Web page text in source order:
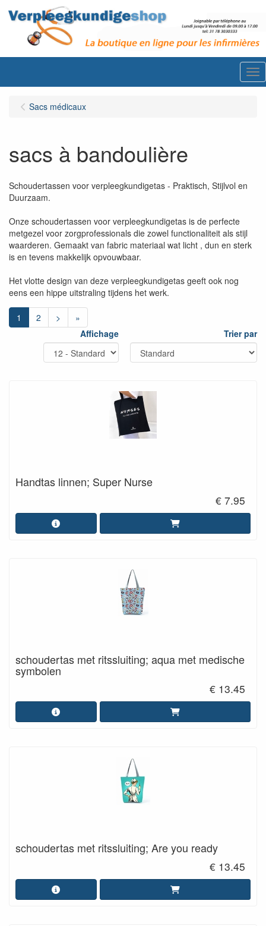
Sacs médicaux
sacs à bandoulière
Schoudertassen voor verpleegkundigetas - Praktisch, Stijlvol en
Duurzaam.
Onze schoudertassen voor verpleegkundigetas is de perfecte
metgezel voor zorgprofessionals die zowel functionaliteit als stijl
waarderen. Gemaakt van fabric materiaal wat licht , dun en sterk
is en tevens makkelijk opvouwbaar.
Het vlotte design van deze verpleegkundigetas geeft ook nog
eens een hippe uitstraling tijdens het werk.
1 2 >
»
Affichage
Trier par
Handtas linnen; Super Nurse
€ 7.95
schoudertas met ritssluiting; aqua met medische
symbolen
€ 13.45
schoudertas met ritssluiting; Are you ready
€ 13.45